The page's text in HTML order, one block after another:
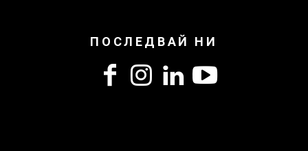
ПОСЛЕДВАЙ НИ